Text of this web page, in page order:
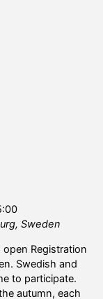
Sweden
Registration
Swedish and
to participate.
autumn, each